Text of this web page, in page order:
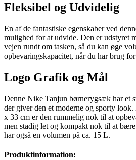
Fleksibel og Udvidelig
En af de fantastiske egenskaber ved
mulighed for at udvide. Den er udstyret
vejen rundt om tasken, så du kan øge
opbevaringskapacitet, når du har brug
Logo Grafik og Mål
Denne Nike Tanjun børnerygsæk har et
der giver den et moderne og sporty
x 33 cm er den rummelig nok til at
men stadig let og kompakt nok til at
har også en volumen på ca. 15 L.
Produktinformation: